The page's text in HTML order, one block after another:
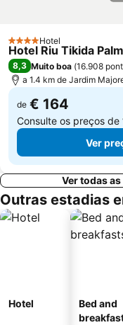
4 Estrelas
Hotel
Hotel Riu Tikida
8,3 Muito boa (16.908
a 1.4 km de Jardim
de € 164
Consulte os preços de
Ver
Ver todas
Outras estadias
Hotel
Bed and